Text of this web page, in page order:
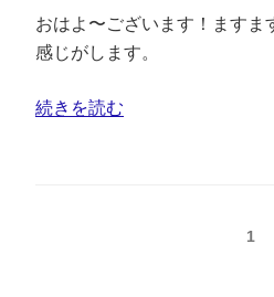
おはよ〜ございます！ますま
感じがします。
続きを読む
1